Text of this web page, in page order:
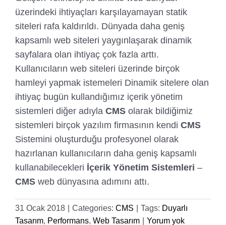
üzerindeki ihtiyaçları karşılayamayan statik
siteleri rafa kaldırıldı. Dünyada daha geniş
kapsamlı web siteleri yaygınlaşarak dinamik
sayfalara olan ihtiyaç çok fazla arttı.
Kullanıcıların web siteleri üzerinde birçok
hamleyi yapmak istemeleri Dinamik sitelere olan
ihtiyaç bugün kullandığımız içerik yönetim
sistemleri diğer adıyla CMS olarak bildiğimiz
sistemleri birçok yazılım firmasının kendi CMS
Sistemini oluşturduğu profesyonel olarak
hazırlanan kullanıcıların daha geniş kapsamlı
kullanabilecekleri İçerik Yönetim Sistemleri –
CMS web dünyasına adımını attı.
31 Ocak 2018 Categories: CMS Tags: Duyarlı
Tasarım, Performans, Web Tasarım Yorum yok